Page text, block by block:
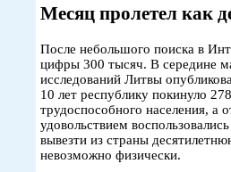
Месяц пролетел как
После небольшого поиска в
цифры 300 тысяч. В середине
исследований Литвы
10 лет республику покинуло
трудоспособного населения, а
удовольствием
вывезти из страны
невозможно физически.